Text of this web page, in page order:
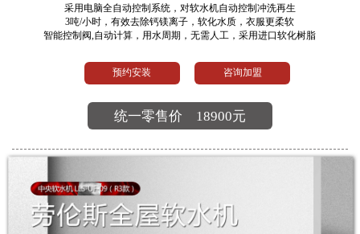
采用电脑全自动控制系统，对软水机自动控制冲洗再生
3吨/小时，有效去除钙镁离子，软化水质，衣服更柔软
智能控制阀,自动计算，用水周期，无需人工，采用进口软化树脂
预约安装 咨询加盟
统一零售价 18900元